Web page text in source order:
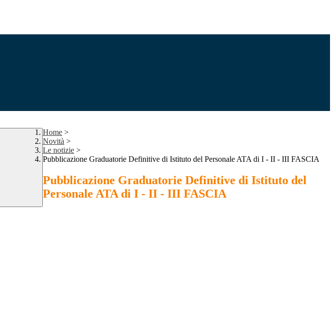
Home >
Novità >
Le notizie >
Pubblicazione Graduatorie Definitive di Istituto del Personale ATA di I - II - III FASCIA
Pubblicazione Graduatorie Definitive di Istituto del
Personale ATA di I - II - III FASCIA